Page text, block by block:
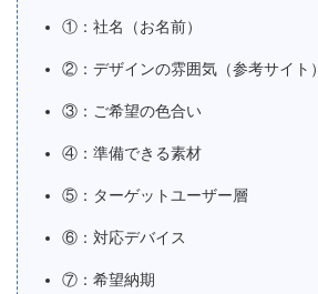
①：社名（お名前）
②：デザインの雰囲気（参考サイト）
③：ご希望の色合い
④：準備できる素材
⑤：ターゲットユーザー層
⑥：対応デバイス
⑦：希望納期